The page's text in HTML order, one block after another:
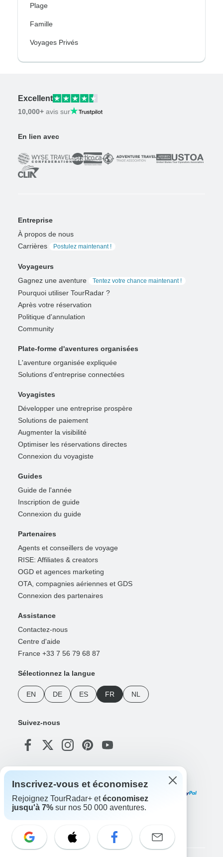
Plage
Famille
Voyages Privés
Excellent
10,000+ avis sur
En lien avec
Entreprise
À propos de nous
Carrières
Postulez maintenant !
Voyageurs
Gagnez une aventure
Tentez votre chance maintenant !
Pourquoi utiliser TourRadar ?
Après votre réservation
Politique d'annulation
Community
Plate-forme d'aventures organisées
L'aventure organisée expliquée
Solutions d'entreprise connectées
Voyagistes
Développer une entreprise prospère
Solutions de paiement
Augmenter la visibilité
Optimiser les réservations directes
Connexion du voyagiste
Guides
Guide de l'année
Inscription de guide
Connexion du guide
Partenaires
Agents et conseillers de voyage
RISE: Affiliates & creators
OGD et agences marketing
OTA, compagnies aériennes et GDS
Connexion des partenaires
Assistance
Contactez-nous
Centre d'aide
France +33 7 56 79 68 87
Sélectionnez la langue
EN DE ES FR NL
Suivez-nous
Inscrivez-vous et économisez
Rejoignez TourRadar+ etéconomisez
jusqu'à 7% sur nos 50 000 aventures.